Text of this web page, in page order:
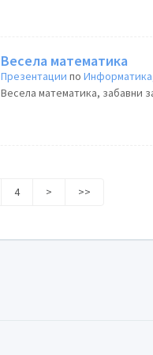
Весела математика
Презентации по
Весела математика, забавни
4 > >>